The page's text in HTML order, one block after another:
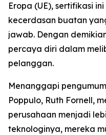
Eropa (UE), sertifikasi
kecerdasan buatan
jawab. Dengan
percaya diri dalam
pelanggan.
Menanggapi
Poppulo, Ruth Fornell,
perusahaan menjadi
teknologinya, mereka